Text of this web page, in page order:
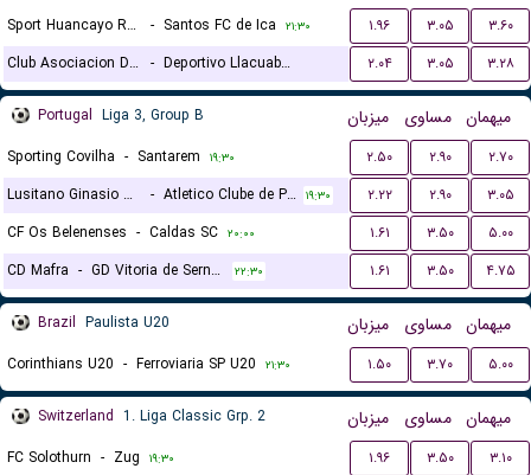
Sport Huancayo Reserves - Santos FC de Ica ۲۱:۳۰ ۱.۹۶ ۳.۰۵
۳.۶۰
Club Asociacion Deportiva Agropecuaria Jaen - Deportivo Llacuabamba
۲۳:۴۵
۲.۰۴ ۳.۰۵ ۳.۲۸
Portugal Liga 3, Group B میزبان مساوی میهمان
Sporting Covilha - Santarem ۱۹:۳۰ ۲.۵۰ ۲.۹۰
۲.۷۰
Lusitano Ginasio Clube Evora
- Atletico Clube de Portugal ۱۹:۳۰ ۲.۲۲ ۲.۹۰
۳.۰۵
CF Os Belenenses - Caldas SC ۲۰:۰۰ ۱.۶۱ ۳.۵۰
۵.۰۰
CD Mafra - GD Vitoria de Sernache ۲۲:۳۰ ۱.۶۱ ۳.۵۰ ۴.۷۵
Brazil Paulista U20 میزبان مساوی میهمان
Corinthians U20 - Ferroviaria SP U20 ۲۱:۳۰ ۱.۵۰ ۳.۷۰ ۵.۰۰
Switzerland 1. Liga Classic Grp. 2 میزبان مساوی میهمان
FC Solothurn - Zug ۱۹:۳۰ ۱.۹۶ ۳.۵۰ ۳.۱۰